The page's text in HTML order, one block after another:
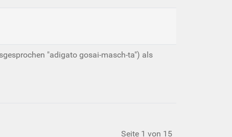
"adigato gosai-masch-ta") als
Seite 1 von 15